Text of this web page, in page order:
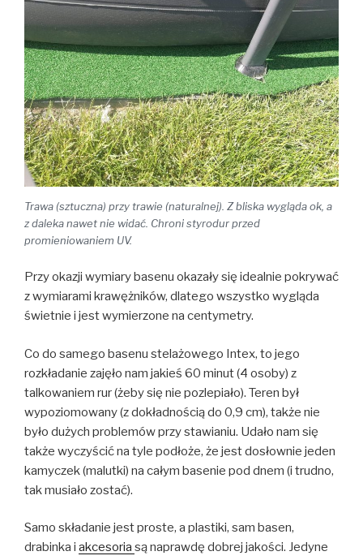
Trawa (sztuczna) przy trawie (naturalnej). Z bliska wygląda ok, a
z daleka nawet nie widać. Chroni styrodur przed
promieniowaniem UV.
Przy okazji wymiary basenu okazały się idealnie pokrywać
z wymiarami krawężników, dlatego wszystko wygląda
świetnie i jest wymierzone na centymetry.
Co do samego basenu stelażowego Intex, to jego
rozkładanie zajęło nam jakieś 60 minut (4 osoby) z
talkowaniem rur (żeby się nie pozlepiało). Teren był
wypoziomowany (z dokładnością do 0,9 cm), także nie
było dużych problemów przy stawianiu. Udało nam się
także wyczyścić na tyle podłoże, że jest dosłownie jeden
kamyczek (malutki) na całym basenie pod dnem (i trudno,
tak musiało zostać).
Samo składanie jest proste, a plastiki, sam basen,
drabinka i akcesoria są naprawdę dobrej jakości. Jedyne